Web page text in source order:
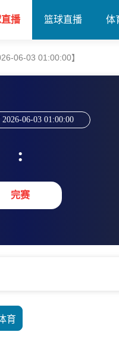
播 篮球直播 体
06-03 01:00:00】
2026-06-03 01:00:00
:
完赛
育